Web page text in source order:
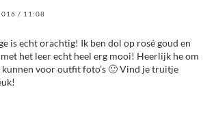
/ 11:08
is echt orachtig! Ik ben dol op rosé goud en
het leer echt heel erg mooi! Heerlijk he om
voor outfit foto’s 🙂 Vind je truitje